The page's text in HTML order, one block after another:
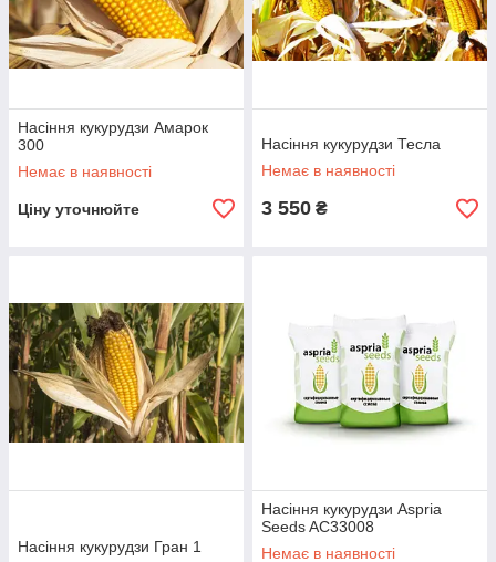
Насіння кукурудзи Амарок
300
Немає в наявності
Ціну уточнюйте
Насіння кукурудзи Тесла
Немає в наявності
3 550 ₴
Насіння кукурудзи Гран 1
Насіння кукурудзи Aspria
Seeds AC33008
Немає в наявності